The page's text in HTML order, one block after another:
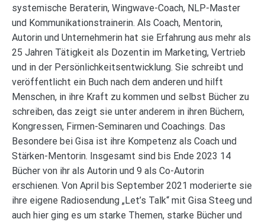
systemische Beraterin, Wingwave-Coach, NLP-Master
und Kommunikationstrainerin. Als Coach, Mentorin,
Autorin und Unternehmerin hat sie Erfahrung aus mehr als
25 Jahren Tätigkeit als Dozentin im Marketing, Vertrieb
und in der Persönlichkeitsentwicklung. Sie schreibt und
veröffentlicht ein Buch nach dem anderen und hilft
Menschen, in ihre Kraft zu kommen und selbst Bücher zu
schreiben, das zeigt sie unter anderem in ihren Büchern,
Kongressen, Firmen-Seminaren und Coachings. Das
Besondere bei Gisa ist ihre Kompetenz als Coach und
Stärken-Mentorin. Insgesamt sind bis Ende 2023 14
Bücher von ihr als Autorin und 9 als Co-Autorin
erschienen. Von April bis September 2021 moderierte sie
ihre eigene Radiosendung „Let’s Talk“ mit Gisa Steeg und
auch hier ging es um starke Themen, starke Bücher und